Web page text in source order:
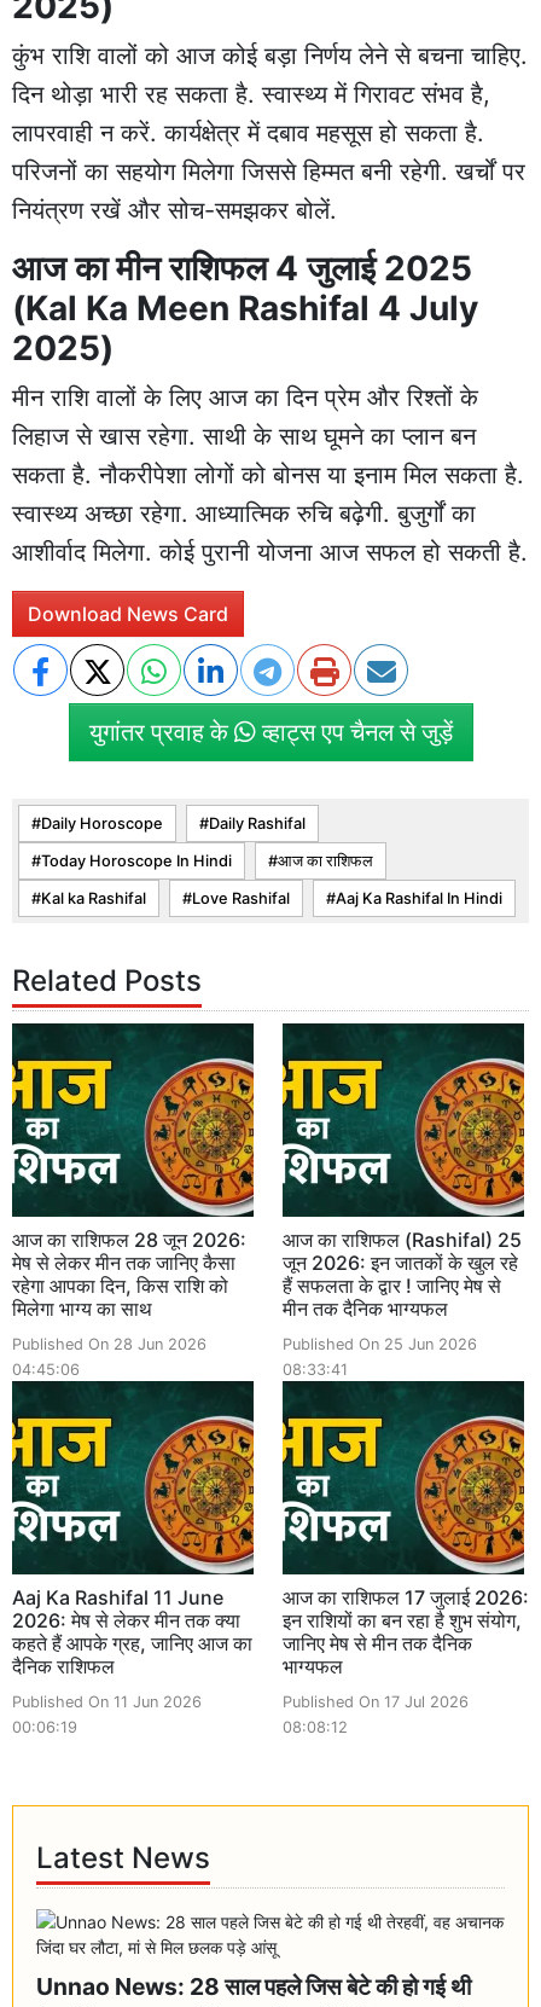
कुंभ राशि वालों को आज कोई बड़ा निर्णय लेने से बचना चाहिए.
दिन थोड़ा भारी रह सकता है. स्वास्थ्य में गिरावट संभव है,
लापरवाही न करें. कार्यक्षेत्र में दबाव महसूस हो सकता है.
परिजनों का सहयोग मिलेगा जिससे हिम्मत बनी रहेगी. खर्चों पर
नियंत्रण रखें और सोच-समझकर बोलें.
आज का मीन राशिफल 4 जुलाई 2025
(Kal Ka Meen Rashifal 4 July
2025)
मीन राशि वालों के लिए आज का दिन प्रेम और रिश्तों के
लिहाज से खास रहेगा. साथी के साथ घूमने का प्लान बन
सकता है. नौकरीपेशा लोगों को बोनस या इनाम मिल सकता है.
स्वास्थ्य अच्छा रहेगा. आध्यात्मिक रुचि बढ़ेगी. बुजुर्गों का
आशीर्वाद मिलेगा. कोई पुरानी योजना आज सफल हो सकती है.
Download News Card
युगांतर प्रवाह के व्हाट्स एप चैनल से जुड़ें
Daily Horoscope Daily Rashifal
Today Horoscope In Hindi आज का राशिफल
Kal ka Rashifal Love Rashifal Aaj Ka Rashifal In Hindi
Related Posts
आज का राशिफल 28 जून 2026:
मेष से लेकर मीन तक जानिए कैसा
रहेगा आपका दिन, किस राशि को
मिलेगा भाग्य का साथ
Published On 28 Jun 2026
04:45:06
आज का राशिफल (Rashifal) 25
जून 2026: इन जातकों के खुल रहे
हैं सफलता के द्वार ! जानिए मेष से
मीन तक दैनिक भाग्यफल
Published On 25 Jun 2026
08:33:41
Aaj Ka Rashifal 11 June
2026: मेष से लेकर मीन तक क्या
कहते हैं आपके ग्रह, जानिए आज का
दैनिक राशिफल
Published On 11 Jun 2026
00:06:19
आज का राशिफल 17 जुलाई 2026:
इन राशियों का बन रहा है शुभ संयोग,
जानिए मेष से मीन तक दैनिक
भाग्यफल
Published On 17 Jul 2026
08:08:12
Latest News
Unnao News: 28 साल पहले जिस बेटे की हो गई थी